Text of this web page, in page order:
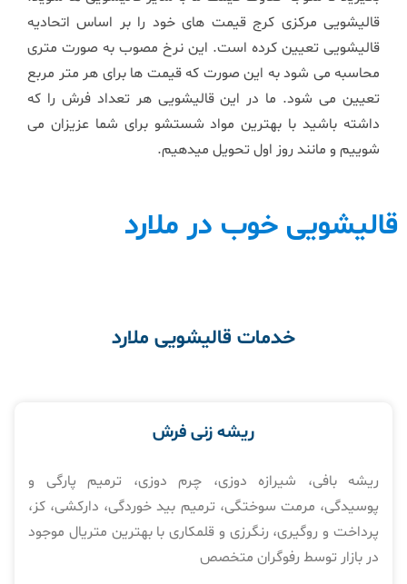
قالیشویی مرکزی کرج قیمت های خود را بر اساس اتحادیه
قالیشویی تعیین کرده است. این نرخ مصوب به صورت متری
محاسبه می شود به این صورت که قیمت ها برای هر متر مربع
تعیین می شود. ما در این قالیشویی هر تعداد فرش را که
داشته باشید با بهترین مواد شستشو برای شما عزیزان می
شوییم و مانند روز اول تحویل میدهیم.
قالیشویی خوب در ملارد
خدمات قالیشویی ملارد
ریشه زنی فرش
ریشه بافی، شیرازه دوزی، چرم دوزی، ترمیم پارگی و
پوسیدگی، مرمت سوختگی، ترمیم بید خوردگی، دارکشی، کز،
پرداخت و روگیری، رنگرزی و قلمکاری با بهترین متریال موجود
در بازار توسط رفوگران متخصص